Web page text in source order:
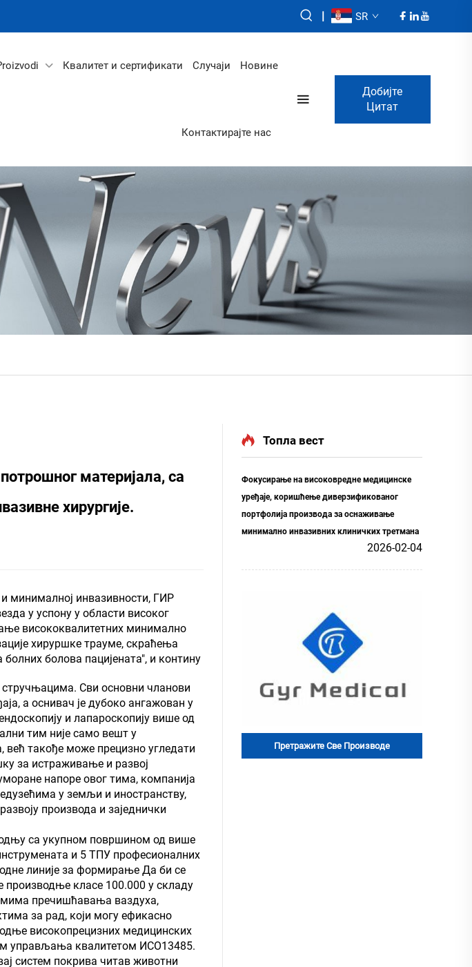
| SR
Квалитет и сертификати Случаји Новине
Контактирајте нас
Добијте
Цитат
материјала, са
хирургије.
и минималној инвазивности, ГИР
у успону у области високог
висококвалитетних минимално
хируршке трауме, скраћења
болова пацијената", и контину
Сви основни чланови
а оснивач је дубоко ангажован у
и лапароскопију више од
тим није само вешт у
већ такође може прецизно угледати
за истраживање и развој
напоре овог тима, компанија
у земљи и иностранству,
производа и заједнички
са укупном површином од више
и 5 ТПУ професионалних
линије за формирање Да би се
производње класе 100.000 у складу
пречишћавања ваздуха,
за рад, који могу ефикасно
високопрецизних медицинских
управљања квалитетом ИСО13485.
систем покрива читав животни
Топла вест
Фокусирање на високовредне медицинске
уређаје, коришћење диверзификованог
портфолија производа за оснаживање
минимално инвазивних клиничких третмана
2026-02-04
Претражите Све Производе